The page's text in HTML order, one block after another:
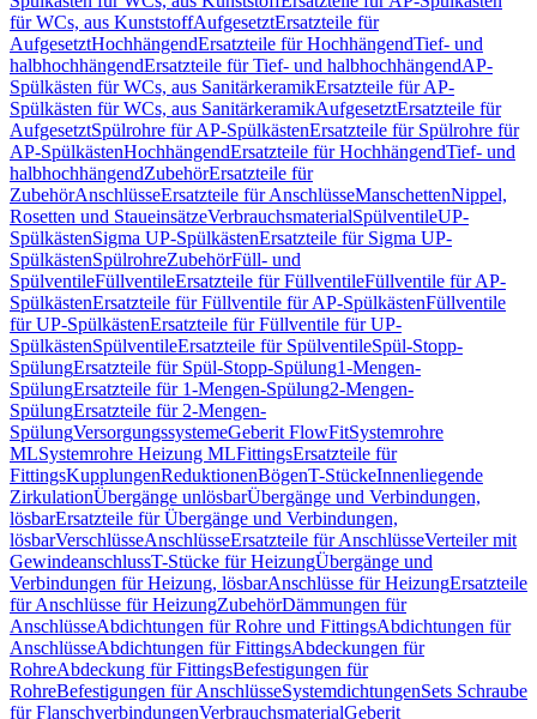
für WCs, aus KunststoffAufgesetztErsatzteile für
AufgesetztHochhängendErsatzteile für HochhängendTief- und
halbhochhängendErsatzteile für Tief- und halbhochhängendAP-
Spülkästen für WCs, aus SanitärkeramikErsatzteile für AP-
Spülkästen für WCs, aus SanitärkeramikAufgesetztErsatzteile für
AufgesetztSpülrohre für AP-SpülkästenErsatzteile für Spülrohre für
AP-SpülkästenHochhängendErsatzteile für HochhängendTief- und
halbhochhängendZubehörErsatzteile für
ZubehörAnschlüsseErsatzteile für AnschlüsseManschettenNippel,
Rosetten und StaueinsätzeVerbrauchsmaterialSpülventileUP-
SpülkästenSigma UP-SpülkästenErsatzteile für Sigma UP-
SpülkästenSpülrohreZubehörFüll- und
SpülventileFüllventileErsatzteile für FüllventileFüllventile für AP-
SpülkästenErsatzteile für Füllventile für AP-SpülkästenFüllventile
für UP-SpülkästenErsatzteile für Füllventile für UP-
SpülkästenSpülventileErsatzteile für SpülventileSpül-Stopp-
SpülungErsatzteile für Spül-Stopp-Spülung1-Mengen-
SpülungErsatzteile für 1-Mengen-Spülung2-Mengen-
SpülungErsatzteile für 2-Mengen-
SpülungVersorgungssystemeGeberit FlowFitSystemrohre
MLSystemrohre Heizung MLFittingsErsatzteile für
FittingsKupplungenReduktionenBögenT-StückeInnenliegende
ZirkulationÜbergänge unlösbarÜbergänge und Verbindungen,
lösbarErsatzteile für Übergänge und Verbindungen,
lösbarVerschlüsseAnschlüsseErsatzteile für AnschlüsseVerteiler mit
GewindeanschlussT-Stücke für HeizungÜbergänge und
Verbindungen für Heizung, lösbarAnschlüsse für HeizungErsatzteile
für Anschlüsse für HeizungZubehörDämmungen für
AnschlüsseAbdichtungen für Rohre und FittingsAbdichtungen für
AnschlüsseAbdichtungen für FittingsAbdeckungen für
RohreAbdeckung für FittingsBefestigungen für
RohreBefestigungen für AnschlüsseSystemdichtungenSets Schraube
für FlanschverbindungenVerbrauchsmaterialGeberit